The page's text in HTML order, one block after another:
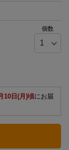
個数
10日(月)頃にお届